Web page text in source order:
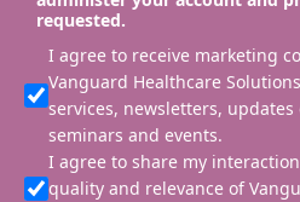
requested.
I agree to receive marketing
Vanguard Healthcare
services, newsletters,
seminars and events.
I agree to share my
quality and relevance of